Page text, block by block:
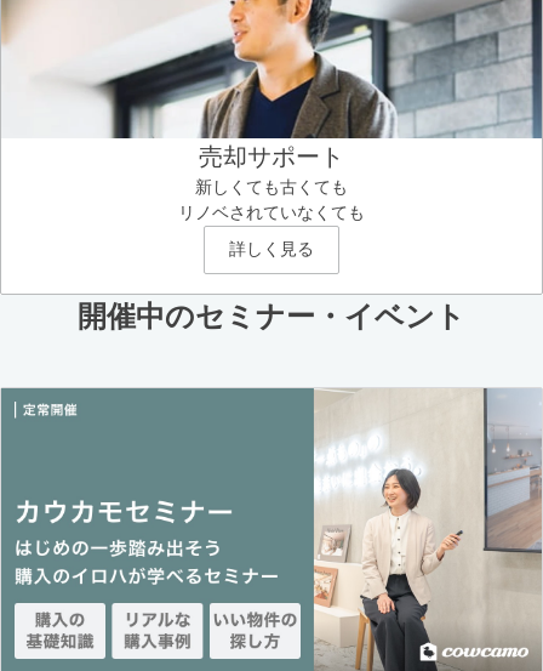
売却サポート
新しくても古くても
リノベされていなくても
詳しく見る
開催中のセミナー・イベント